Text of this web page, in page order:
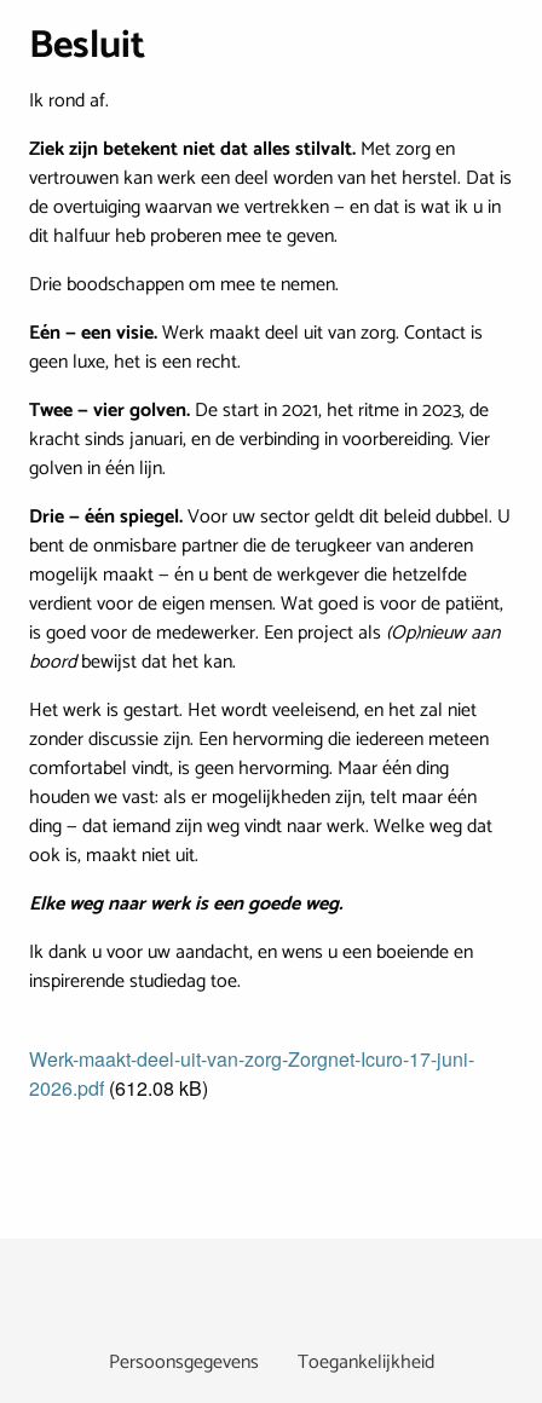
Besluit
Ik rond af.
Ziek zijn betekent niet dat alles stilvalt.Met zorg en
vertrouwen kan werk een deel worden van het herstel. Dat is
de overtuiging waarvan we vertrekken — en dat is wat ik u in
dit halfuur heb proberen mee te geven.
Drie boodschappen om mee te nemen.
Eén — een visie.Werk maakt deel uit van zorg. Contact is
geen luxe, het is een recht.
Twee — vier golven.De start in 2021, het ritme in 2023, de
kracht sinds januari, en de verbinding in voorbereiding. Vier
golven in één lijn.
Drie — één spiegel.Voor uw sector geldt dit beleid dubbel. U
bent de onmisbare partner die de terugkeer van anderen
mogelijk maakt — én u bent de werkgever die hetzelfde
verdient voor de eigen mensen. Wat goed is voor de patiënt,
is goed voor de medewerker. Een project als(Op)nieuw aan
boordbewijst dat het kan.
Het werk is gestart. Het wordt veeleisend, en het zal niet
zonder discussie zijn. Een hervorming die iedereen meteen
comfortabel vindt, is geen hervorming. Maar één ding
houden we vast: als er mogelijkheden zijn, telt maar één
ding — dat iemand zijn weg vindt naar werk. Welke weg dat
ook is, maakt niet uit.
Elke weg naar werk is een goede weg.
Ik dank u voor uw aandacht, en wens u een boeiende en
inspirerende studiedag toe.
Document
Werk-maakt-deel-uit-van-zorg-Zorgnet-Icuro-17-juni-
2026.pdf (612.08 kB)
Persoonsgegevens Toegankelijkheid